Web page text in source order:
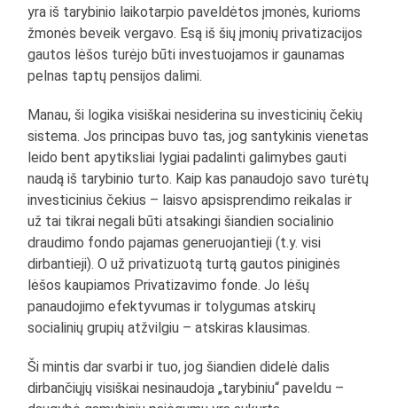
yra iš tarybinio laikotarpio paveldėtos įmonės, kurioms
žmonės beveik vergavo. Esą iš šių įmonių privatizacijos
gautos lėšos turėjo būti investuojamos ir gaunamas
pelnas taptų pensijos dalimi.
Manau, ši logika visiškai nesiderina su investicinių čekių
sistema. Jos principas buvo tas, jog santykinis vienetas
leido bent apytiksliai lygiai padalinti galimybes gauti
naudą iš tarybinio turto. Kaip kas panaudojo savo turėtų
investicinius čekius – laisvo apsisprendimo reikalas ir
už tai tikrai negali būti atsakingi šiandien socialinio
draudimo fondo pajamas generuojantieji (t.y. visi
dirbantieji). O už privatizuotą turtą gautos piniginės
lėšos kaupiamos Privatizavimo fonde. Jo lėšų
panaudojimo efektyvumas ir tolygumas atskirų
socialinių grupių atžvilgiu – atskiras klausimas.
Ši mintis dar svarbi ir tuo, jog šiandien didelė dalis
dirbančiųjų visiškai nesinaudoja „tarybiniu“ paveldu –